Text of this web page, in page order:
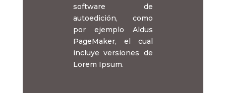
software de
autoedición, como
por ejemplo Aldus
PageMaker, el cual
incluye versiones de
Lorem Ipsum.